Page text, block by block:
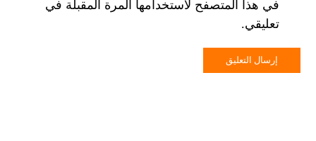
في هذا المتصفح لاستخدامها المرة المقبلة في
تعليقي.